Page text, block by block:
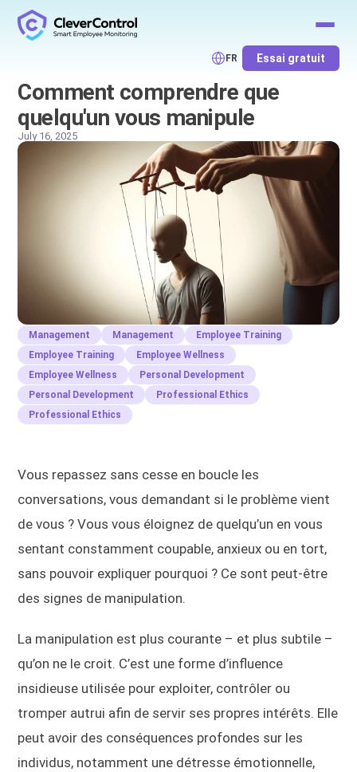
FR Essai gratuit
Comment comprendre que
quelqu'un vous manipule
July 16, 2025
Management Management
Employee Training
Employee Training
Employee Wellness
Employee Wellness
Personal Development
Personal Development
Professional Ethics
Professional Ethics
Vous repassez sans cesse en boucle les
conversations, vous demandant si le problème vient
de vous ? Vous vous éloignez de quelqu’un en vous
sentant constamment coupable, anxieux ou en tort,
sans pouvoir expliquer pourquoi ? Ce sont peut-être
des signes de manipulation.
La manipulation est plus courante – et plus subtile –
qu’on ne le croit. C’est une forme d’influence
insidieuse utilisée pour exploiter, contrôler ou
tromper autrui afin de servir ses propres intérêts. Elle
peut avoir des conséquences profondes sur les
individus, notamment une détresse émotionnelle,